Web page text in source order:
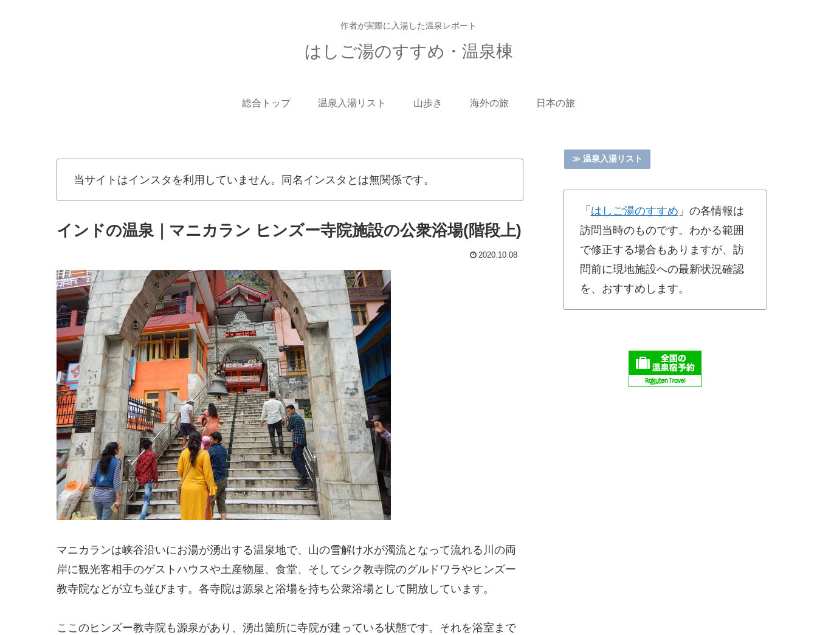
作者が実際に入湯した温泉レポート
はしご湯のすすめ・温泉棟
総合トップ 温泉入湯リスト 山歩き 海外の旅 日本の旅
当サイトはインスタを利用していません。同名インスタとは無関係です。
インドの温泉｜マニカラン ヒンズー寺院施設の公衆浴場(階段上)
2020.10.08
マニカランは峡谷沿いにお湯が湧出する温泉地で、山の雪解け水が濁流となって流れる川の両
岸に観光客相手のゲストハウスや土産物屋、食堂、そしてシク教寺院のグルドワラやヒンズー
教寺院などが立ち並びます。各寺院は源泉と浴場を持ち公衆浴場として開放しています。
ここのヒンズー教寺院も源泉があり、湧出箇所に寺院が建っている状態です。それを浴室まで
≫ 温泉入湯リスト
「 はしご湯のすすめ 」の各情報は
訪問当時のものです。わかる範囲
で修正する場合もありますが、訪
問前に現地施設への最新状況確認
を、おすすめします。